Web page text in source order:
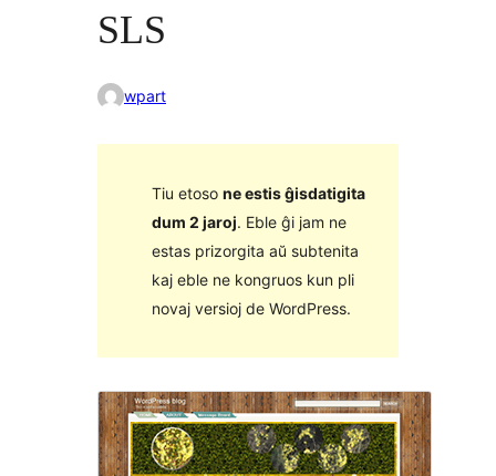
SLS
wpart
Tiu etoso ne estis ĝisdatigita
dum 2 jaroj. Eble ĝi jam ne
estas prizorgita aŭ subtenita
kaj eble ne kongruos kun pli
novaj versioj de WordPress.